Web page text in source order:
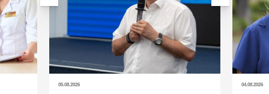
05.08.2026 04.08.2026